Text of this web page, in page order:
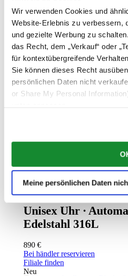
Wir verwenden Cookies und
Website-Erlebnis zu verbessern,
und gezielte Werbung zu
das Recht, dem „Verkauf“ oder
für kontextübergreifende
Sie können dieses Recht
persönlichen Daten nicht
or Share My Personal
Meine persönlichen Daten
DS Action Diver 38mm
Unisex Uhr ∙
Edelstahl 316L ∙
950 €
Bei händler reservieren
Filiale finden
DS Action Diver 38mm
Unisex Uhr ∙
Edelstahl 316L
890 €
Bei händler reservieren
Filiale finden
Neu